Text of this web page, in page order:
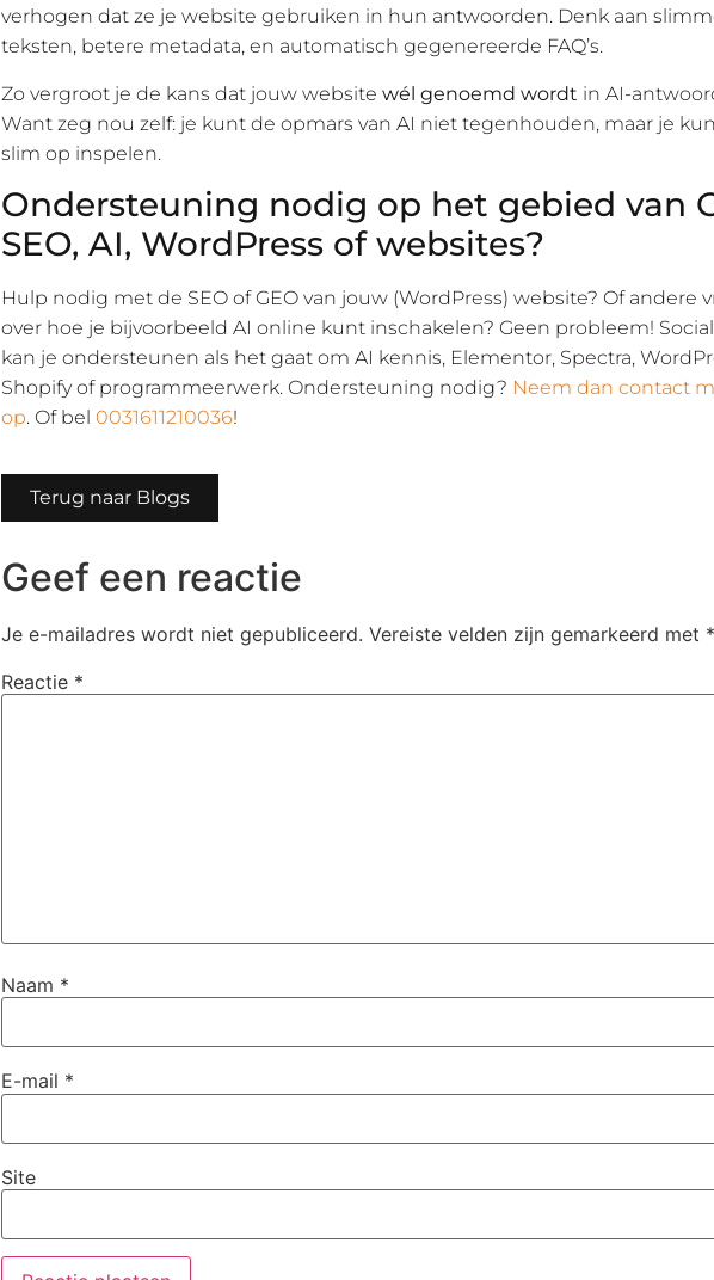
verhogen dat ze je website gebruiken in hun antwoorden. Denk aan
teksten, betere metadata, en automatisch gegenereerde FAQ’s.
Zo vergroot je de kans dat jouw website wél genoemd wordt in AI-
Want zeg nou zelf: je kunt de opmars van AI niet tegenhouden, maar je
slim op inspelen.
Ondersteuning nodig op het gebied van
SEO, AI, WordPress of websites?
Hulp nodig met de SEO of GEO van jouw (WordPress) website? Of andere
over hoe je bijvoorbeeld AI online kunt inschakelen? Geen probleem!
kan je ondersteunen als het gaat om AI kennis, Elementor, Spectra,
Shopify of programmeerwerk. Ondersteuning nodig? Neem dan contact
op. Of bel 0031611210036!
Terug naar Blogs
Geef een reactie
Je e-mailadres wordt niet gepubliceerd. Vereiste velden zijn gemarkeerd met *
Reactie *
Naam *
E-mail *
Site